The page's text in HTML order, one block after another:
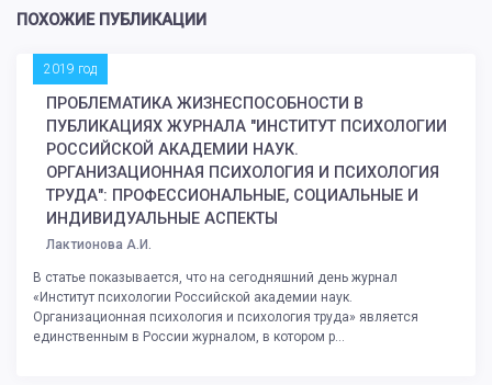
ПОХОЖИЕ ПУБЛИКАЦИИ
2019 год
ПРОБЛЕМАТИКА ЖИЗНЕСПОСОБНОСТИ В
ПУБЛИКАЦИЯХ ЖУРНАЛА "ИНСТИТУТ ПСИХОЛОГИИ
РОССИЙСКОЙ АКАДЕМИИ НАУК.
ОРГАНИЗАЦИОННАЯ ПСИХОЛОГИЯ И ПСИХОЛОГИЯ
ТРУДА": ПРОФЕССИОНАЛЬНЫЕ, СОЦИАЛЬНЫЕ И
ИНДИВИДУАЛЬНЫЕ АСПЕКТЫ
Лактионова А.И.
В статье показывается, что на сегодняшний день журнал
«Институт психологии Российской академии наук.
Организационная психология и психология труда» является
единственным в России журналом, в котором р...